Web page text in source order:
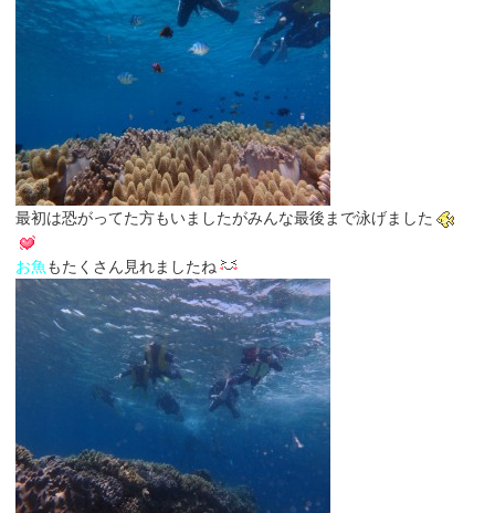
最初は恐がってた方もいましたがみんな最後まで泳げました
お魚 もたくさん見れましたね